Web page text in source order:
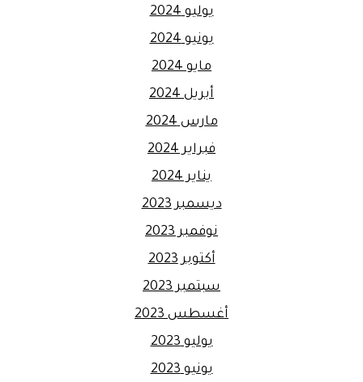
يوليو 2024
يونيو 2024
مايو 2024
أبريل 2024
مارس 2024
فبراير 2024
يناير 2024
ديسمبر 2023
نوفمبر 2023
أكتوبر 2023
سبتمبر 2023
أغسطس 2023
يوليو 2023
يونيو 2023